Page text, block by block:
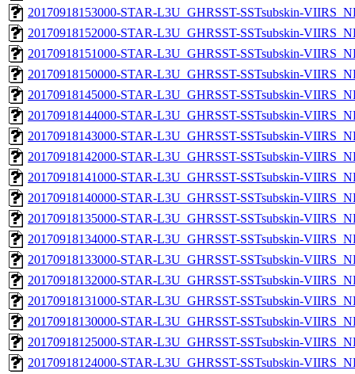
20170918153000-STAR-L3U_GHRSST-SSTsubskin-
20170918152000-STAR-L3U_GHRSST-SSTsubskin-
20170918151000-STAR-L3U_GHRSST-SSTsubskin-
20170918150000-STAR-L3U_GHRSST-SSTsubskin-
20170918145000-STAR-L3U_GHRSST-SSTsubskin-
20170918144000-STAR-L3U_GHRSST-SSTsubskin-
20170918143000-STAR-L3U_GHRSST-SSTsubskin-
20170918142000-STAR-L3U_GHRSST-SSTsubskin-
20170918141000-STAR-L3U_GHRSST-SSTsubskin-
20170918140000-STAR-L3U_GHRSST-SSTsubskin-
20170918135000-STAR-L3U_GHRSST-SSTsubskin-
20170918134000-STAR-L3U_GHRSST-SSTsubskin-
20170918133000-STAR-L3U_GHRSST-SSTsubskin-
20170918132000-STAR-L3U_GHRSST-SSTsubskin-
20170918131000-STAR-L3U_GHRSST-SSTsubskin-
20170918130000-STAR-L3U_GHRSST-SSTsubskin-
20170918125000-STAR-L3U_GHRSST-SSTsubskin-
20170918124000-STAR-L3U_GHRSST-SSTsubskin-